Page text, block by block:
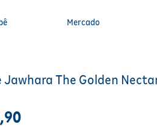
Mercado
Jawhara The Golden
,90